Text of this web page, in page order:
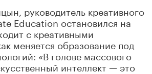
руководитель креативного
Education остановился на
с креативными
меняется образование под
«В голове массового
интеллект — это